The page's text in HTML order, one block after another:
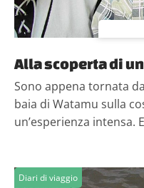
Alla scoperta di
Sono appena tornata
baia di Watamu sulla
un’esperienza intensa.
Diari di viaggio